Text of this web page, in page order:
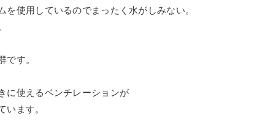
を使用しているのでまったく水がしみない。
す。
に使えるベンチレーションが
ます。